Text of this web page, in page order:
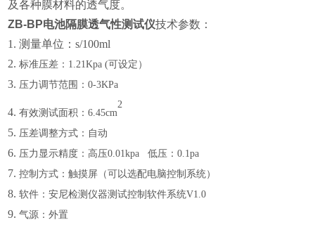
及各种膜材料的透气度。
ZB-BP电池隔膜透气性测试仪技术参数：
1.测量单位：s/100ml
2.标准压差： 1.21Kpa (可设定）
3. 压力调节范围：0-3KPa
4.有效测试面积：6.45cm
2
5. 压差调整方式：自动
6. 压力显示精度：高压0.01kpa 低压：0.1pa
7.控制方式：触摸屏（可以选配电脑控制系统）
8.软件：安尼检测仪器测试控制软件系统V1.0
9.气源：外置